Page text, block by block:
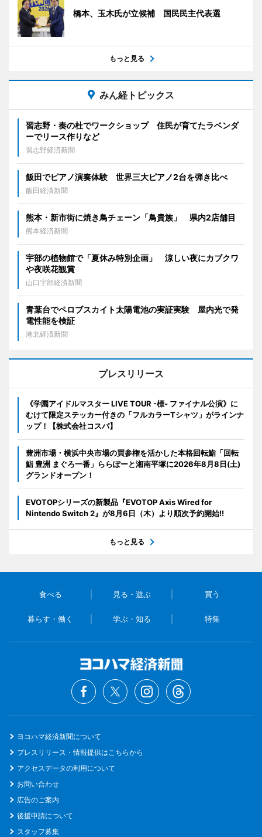
橋本、玉木氏が立候補 国民民主代表選
もっと見る
みん経トピックス
習志野・奏の杜でワークショップ 住民が育てたラベンダ
ーでリース作りなど
習志野経済新聞
飯田でピアノ演奏体験 世界三大ピアノ2台を弾き比べ
飯田経済新聞
熊本・新市街に焼き鳥チェーン「鳥貴族」 県内2店舗目
熊本経済新聞
宇部の植物館で「夏休み特別企画」 涼しい夜にカブクワ
や夜咲花観賞
山口宇部経済新聞
青葉台でペロブスカイト太陽電池の実証実験 屋内光で発
電性能を検証
港北経済新聞
プレスリリース
《学園アイドルマスター LIVE TOUR -標- ファイナル公演》に
むけて限定ステッカー付きの「フルカラーTシャツ」がラインナ
ップ！【株式会社コスパ】
豊洲市場・横浜中央市場の買参権を活かした本格回転鮨「回転
鮨 豊洲 まぐろ一番」ららぽーと湘南平塚に2026年8月8日(土)
グランドオープン！
EVOTOPシリーズの新製品『EVOTOP Axis Wired for
Nintendo Switch 2』が8月6日（木）より順次予約開始!!
もっと見る
食べる 見る・遊ぶ 買う
暮らす・働く 学ぶ・知る 特集
ヨコハマ経済新聞について
プレスリリース・情報提供はこちらから
アクセスデータの利用について
お問い合わせ
広告のご案内
後援申請について
スタッフ募集